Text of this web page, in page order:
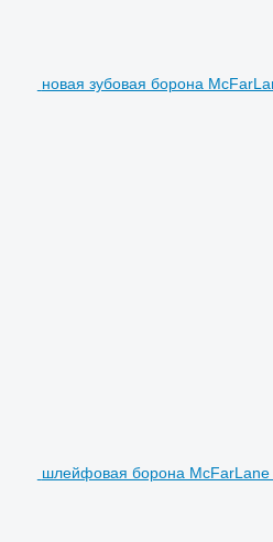
новая зубовая борона
шлейфовая борона McFarLane